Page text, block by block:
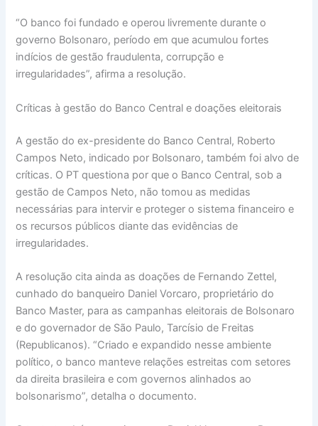
“O banco foi fundado e operou livremente durante o
governo Bolsonaro, período em que acumulou fortes
indícios de gestão fraudulenta, corrupção e
irregularidades”, afirma a resolução.
Críticas à gestão do Banco Central e doações eleitorais
A gestão do ex-presidente do Banco Central, Roberto
Campos Neto, indicado por Bolsonaro, também foi alvo de
críticas. O PT questiona por que o Banco Central, sob a
gestão de Campos Neto, não tomou as medidas
necessárias para intervir e proteger o sistema financeiro e
os recursos públicos diante das evidências de
irregularidades.
A resolução cita ainda as doações de Fernando Zettel,
cunhado do banqueiro Daniel Vorcaro, proprietário do
Banco Master, para as campanhas eleitorais de Bolsonaro
e do governador de São Paulo, Tarcísio de Freitas
(Republicanos). “Criado e expandido nesse ambiente
político, o banco manteve relações estreitas com setores
da direita brasileira e com governos alinhados ao
bolsonarismo”, detalha o documento.